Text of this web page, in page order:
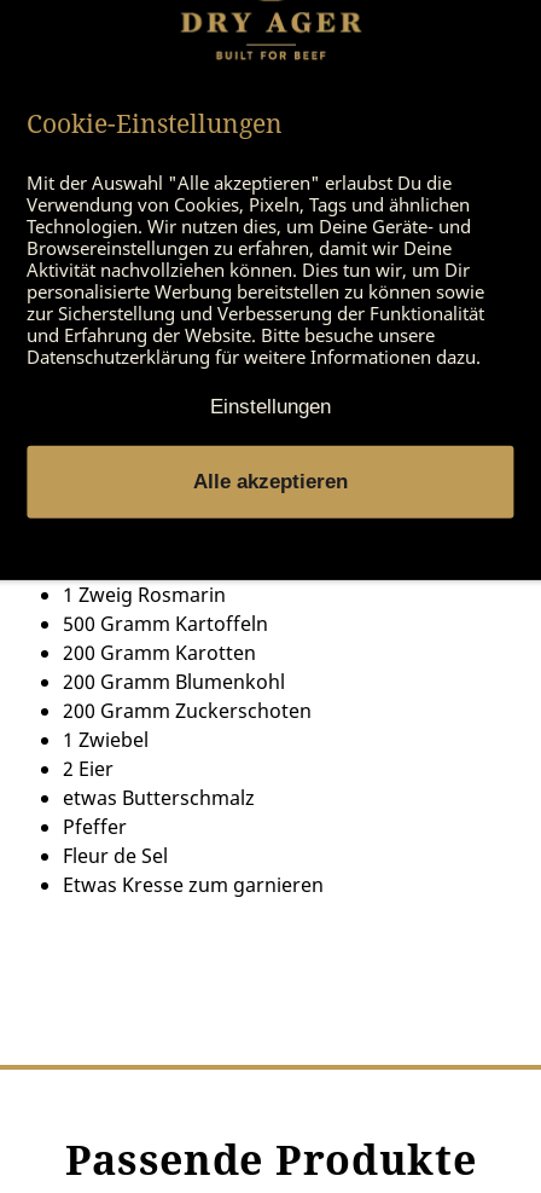
weitere 2 Minuten backen, bis der Reibekuchen
rundum eine goldbraune Farbe hat.
Mit den restlichen Zutaten anrichten und
genießen.
Tipp: Zu diesem feinen aber auch leicht rustikalen
Gericht passt ein frisches Craft-Bier – aber auch ein
fruchtbetonter Rose Wein ist einen versuch Wert.
Zum Gericht harmoniert eine leichte Pfeffersoße
oder ein herzhafter Dip für den Kartoffelpuffer.
1 Zweig Rosmarin
500 Gramm Kartoffeln
200 Gramm Karotten
200 Gramm Blumenkohl
200 Gramm Zuckerschoten
1 Zwiebel
2 Eier
etwas Butterschmalz
Pfeffer
Fleur de Sel
Etwas Kresse zum garnieren
Passende Produkte
Cookie-Einstellungen
Mit der Auswahl "Alle akzeptieren" erlaubst Du die
Verwendung von Cookies, Pixeln, Tags und ähnlichen
Technologien. Wir nutzen dies, um Deine Geräte- und
Browsereinstellungen zu erfahren, damit wir Deine
Aktivität nachvollziehen können. Dies tun wir, um Dir
personalisierte Werbung bereitstellen zu können sowie
zur Sicherstellung und Verbesserung der Funktionalität
und Erfahrung der Website. Bitte besuche unsere
Datenschutzerklärung für weitere Informationen dazu.
Einstellungen
Alle akzeptieren